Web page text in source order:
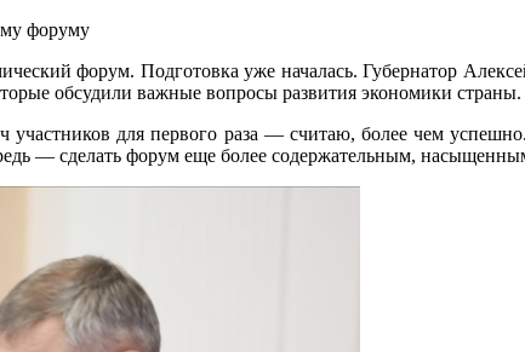
форум. Подготовка уже началась. Губернатор
обсудили важные вопросы развития экономики страны.
для первого раза — считаю, более чем
— сделать форум еще более содержательным,